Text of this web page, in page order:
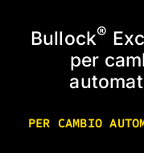
Bullock®
per
PER CAMBIO